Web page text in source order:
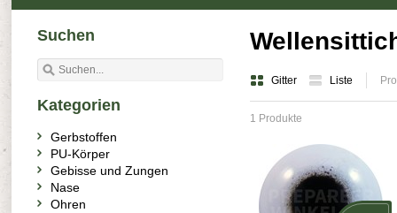
Gitter Liste
1 Produkte
Suchen
Kategorien
Gerbstoffen
PU-Körper
Gebisse und Zungen
Nase
Ohren